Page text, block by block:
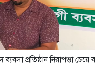
প্রতিষ্ঠান নিরাপত্তা চেয়ে